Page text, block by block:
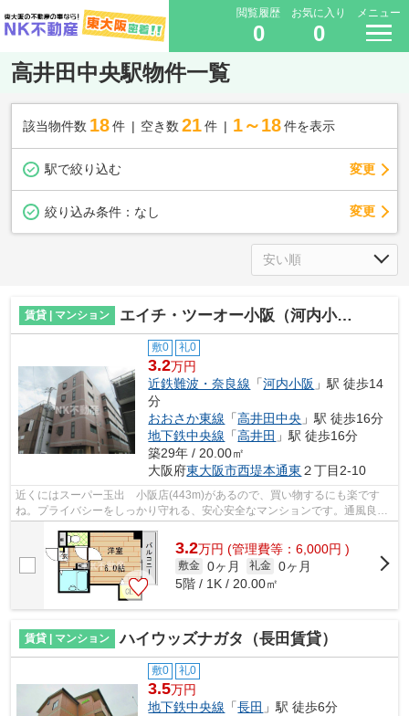
閲覧履歴
0
お気に入り
0
メニュー
高井田中央駅物件一覧
該当物件数 18件 空き数 21 件 1～18 件を表示
駅で絞り込む 変更
絞り込み条件： なし 変更
賃貸 | マンション エイチ・ツーオー小阪（河内小阪賃貸）
敷0 礼0
3.2万円
近鉄難波・奈良線 「河内小阪 」駅 徒歩14
分
おおさか東線 「高井田中央 」駅 徒歩16分
地下鉄中央線 「高井田 」駅 徒歩16分
築29年 / 20.00㎡
大阪府東大阪市西堤本通東 ２丁目2-10
近くにはスーパー玉出 小阪店(443m)があるので、買い物するにも楽です
ね。プライバシーをしっかり守れる、安心安全なマンションです。通風良好
3.2万円 (管理費等：6,000円 )
敷金 0ヶ月 礼金 0ヶ月
5階 / 1K / 20.00㎡
賃貸 | マンション ハイウッズナガタ（長田賃貸）
敷0 礼0
3.5万円
地下鉄中央線 「長田 」駅 徒歩6分